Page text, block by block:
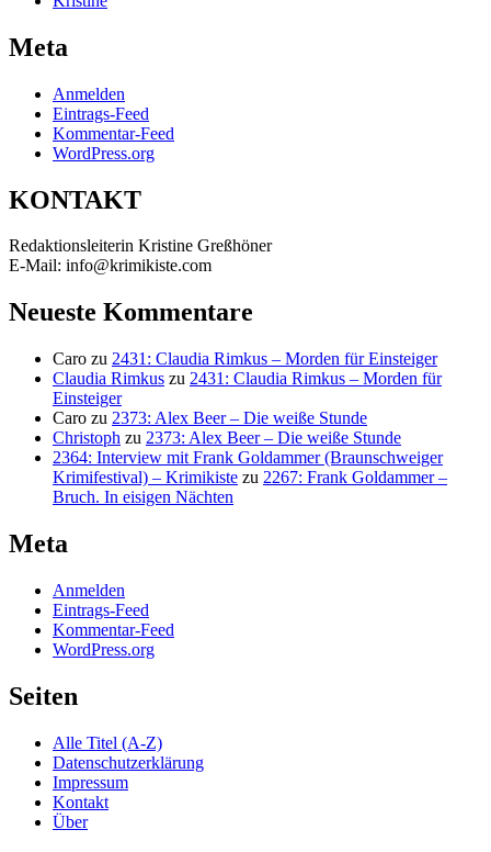
Meta
Anmelden
Eintrags-Feed
Kommentar-Feed
WordPress.org
KONTAKT
Redaktionsleiterin Kristine Greßhöner
E-Mail: info@krimikiste.com
Neueste Kommentare
Caro zu 2431: Claudia Rimkus – Morden für Einsteiger
Claudia Rimkus zu 2431: Claudia Rimkus – Morden für
Einsteiger
Caro zu 2373: Alex Beer – Die weiße Stunde
Christoph zu 2373: Alex Beer – Die weiße Stunde
2364: Interview mit Frank Goldammer (Braunschweiger
Krimifestival) – Krimikiste zu 2267: Frank Goldammer –
Bruch. In eisigen Nächten
Meta
Anmelden
Eintrags-Feed
Kommentar-Feed
WordPress.org
Seiten
Alle Titel (A-Z)
Datenschutzerklärung
Impressum
Kontakt
Über